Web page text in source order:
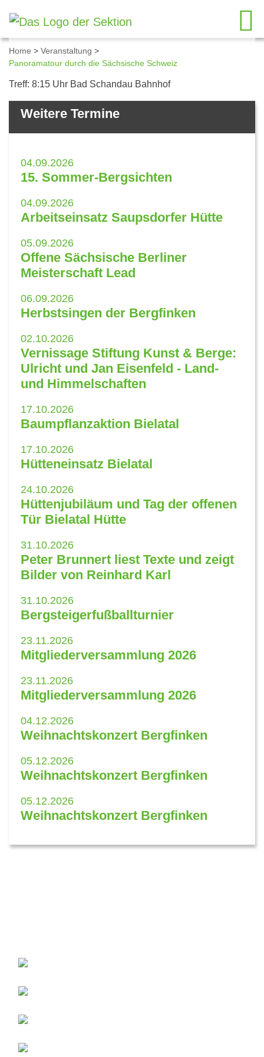
Home > Veranstaltung >
Panoramatour durch die Sächsische Schweiz
Details zum Kalendereintrag
Treff: 8:15 Uhr Bad Schandau Bahnhof
Weitere Termine
04.09.2026
15. Sommer-Bergsichten
04.09.2026
Arbeitseinsatz Saupsdorfer Hütte
05.09.2026
Offene Sächsische Berliner
Meisterschaft Lead
06.09.2026
Herbstsingen der Bergfinken
02.10.2026
Vernissage Stiftung Kunst & Berge:
Ulricht und Jan Eisenfeld - Land-
und Himmelschaften
17.10.2026
Baumpflanzaktion Bielatal
17.10.2026
Hütteneinsatz Bielatal
24.10.2026
Hüttenjubiläum und Tag der offenen
Tür Bielatal Hütte
31.10.2026
Peter Brunnert liest Texte und zeigt
Bilder von Reinhard Karl
31.10.2026
Bergsteigerfußballturnier
23.11.2026
Mitgliederversammlung 2026
23.11.2026
Mitgliederversammlung 2026
04.12.2026
Weihnachtskonzert Bergfinken
05.12.2026
Weihnachtskonzert Bergfinken
05.12.2026
Weihnachtskonzert Bergfinken